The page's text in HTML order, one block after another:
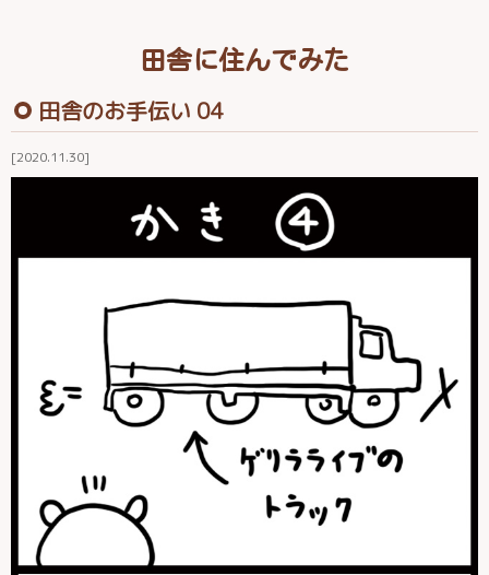
田舎に住んでみた
2020.11.30
田舎のお手伝い 04